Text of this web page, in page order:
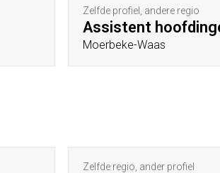
Zelfde profiel, andere regio
Assistent
Moerbeke-Waas
Zelfde regio, ander profiel